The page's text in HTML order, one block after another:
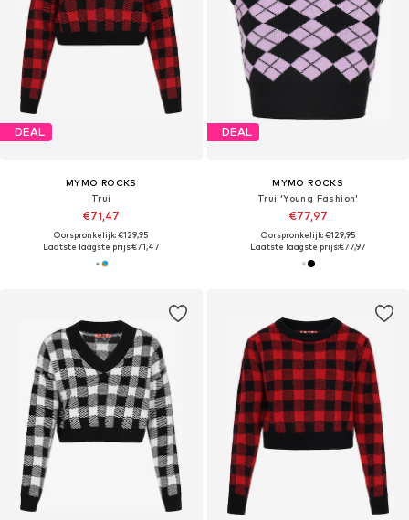
DEAL
MYMO ROCKS
Trui
€71,47
Oorspronkelijk: €129,95
Laatste laagste prijs:€71,47
DEAL
MYMO ROCKS
Trui 'Young Fashion'
€77,97
Oorspronkelijk: €129,95
Laatste laagste prijs:€77,97